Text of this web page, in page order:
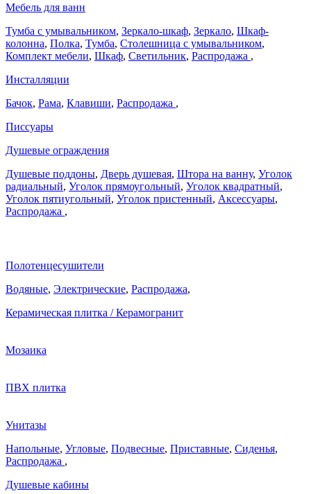
Мебель для ванн
Тумба с умывальником, Зеркало-шкаф, Зеркало, Шкаф-
колонна, Полка, Тумба, Столешница с умывальником,
Комплект мебели, Шкаф, Светильник, Распродажа ,
Инсталляции
Бачок, Рама, Клавиши, Распродажа ,
Писсуары
Душевые ограждения
Душевые поддоны, Дверь душевая, Штора на ванну, Уголок
радиальный, Уголок прямоугольный, Уголок квадратный,
Уголок пятиугольный, Уголок пристенный, Аксессуары,
Распродажа ,
Полотенцесушители
Водяные, Электрические, Распродажа,
Керамическая плитка / Керамогранит
Мозаика
ПВХ плитка
Унитазы
Напольные, Угловые, Подвесные, Приставные, Сиденья,
Распродажа ,
Душевые кабины